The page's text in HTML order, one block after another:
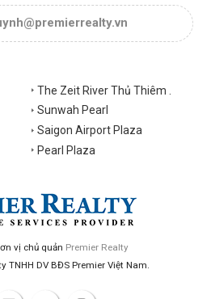
The Zeit River Thủ Thiêm .
Sunwah Pearl
Saigon Airport Plaza
Pearl Plaza
vị chủ quản Premier Realty
TNHH DV BĐS Premier Việt Nam.